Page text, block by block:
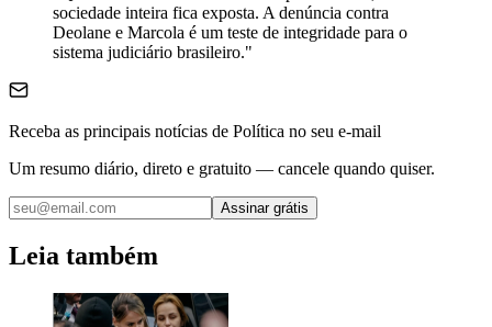
sociedade inteira fica exposta. A denúncia contra
Deolane e Marcola é um teste de integridade para o
sistema judiciário brasileiro."
Receba as principais notícias de Política no seu e-mail
Um resumo diário, direto e gratuito — cancele quando quiser.
Assinar grátis
Leia também